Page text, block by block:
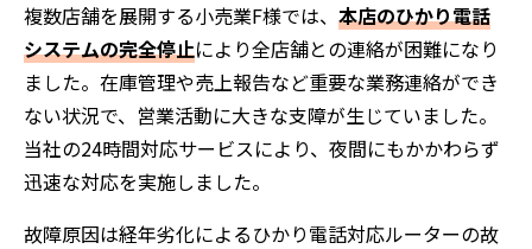
複数店舗を展開する小売業F様では、 本店のひかり電話
システムの完全停止により全店舗との連絡が困難になり
ました。在庫管理や売上報告など重要な業務連絡ができ
ない状況で、営業活動に大きな支障が生じていました。
当社の24時間対応サービスにより、夜間にもかかわらず
迅速な対応を実施しました。
故障原因は経年劣化によるひかり電話対応ルーターの故